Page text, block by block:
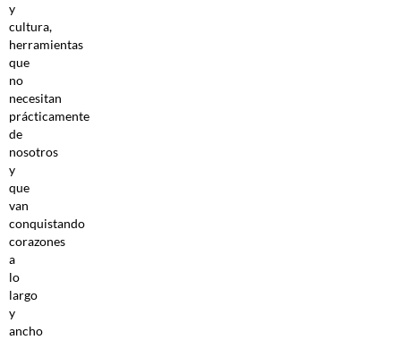
y
cultura,
herramientas
que
no
necesitan
prácticamente
de
nosotros
y
que
van
conquistando
corazones
a
lo
largo
y
ancho